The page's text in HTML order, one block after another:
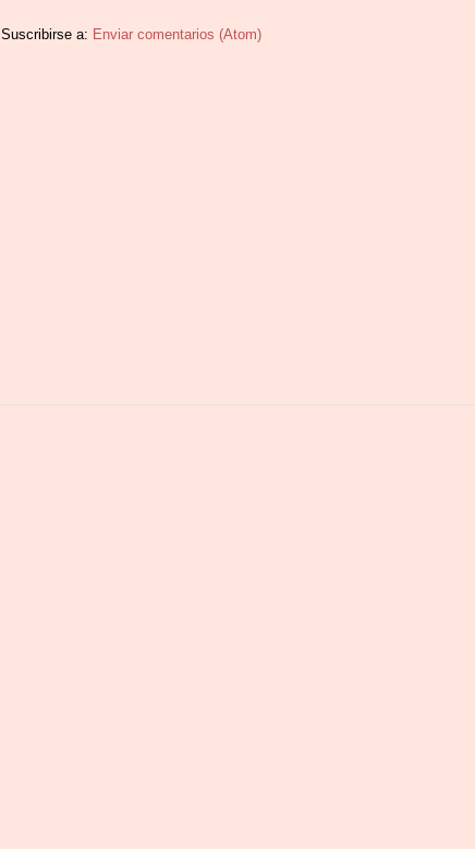
Suscribirse a: Enviar comentarios (Atom)